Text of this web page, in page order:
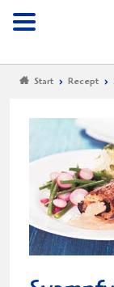
Meny
Start Recept